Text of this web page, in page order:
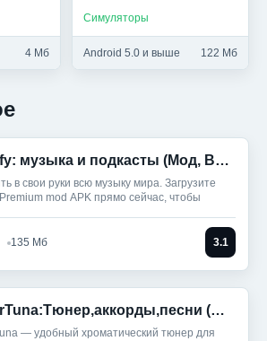
4 Мб
Симуляторы
Android 5.0 и выше 122 Мб
Spotify: музыка и подкасты (Мод, Всё разблокировано)
в свои руки всю музыку мира. Загрузите
mod APK прямо сейчас, чтобы
135 Мб 3.1
GuitarTuna:Тюнер,аккорды,песни (Мод, Premium Unlocked)
— удобный хроматический тюнер для